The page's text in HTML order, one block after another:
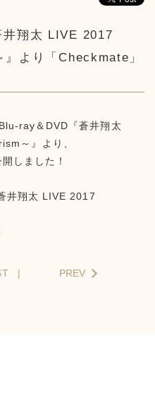
翔太 LIVE 2017
より「Checkmate」
ray＆DVD『蒼井翔太
～』より、
しました！
井翔太 LIVE 2017
PREV